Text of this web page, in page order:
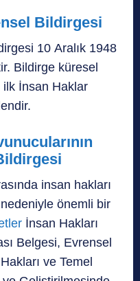
Bildirgesi
10 Aralık 1948
Bildirge küresel
İnsan Haklar
insan hakları
nedeniyle önemli bir
İnsan Hakları
Belgesi, Evrensel
ve Temel